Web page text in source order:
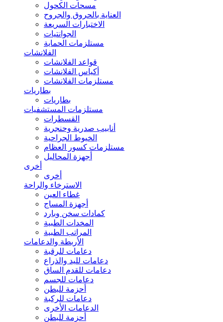
مسحات الكحول
العناية بالحروق والجروح
الاختبارات السريعة
الجوانتيات
مستلزمات الحماية
الفلانشات
قواعد الفلانشات
أكياس الفلانشات
مستلزمات الفلانشات
بطاريات
بطاريات
مستلزمات المستشفيات
القسطرات
أنابيب صدرية وحنجرية
الخيوط الجراحية
مستلزمات كسور العظام
أجهزة المحاليل
أخرى
أخرى
الاسترخاء والراحة
غطاء العين
أجهزة المساج
كمادات سخن وبارد
المخدات الطبية
المراتب الطبية
الأربطة والدعامات
دعامات للرقبة
دعامات لليد والذراع
دعامات للقدم الساق
دعامات للجسم
أحزمة للبطن
دعامات للركبة
الدعامات الأخرى
أحزمة للبطن